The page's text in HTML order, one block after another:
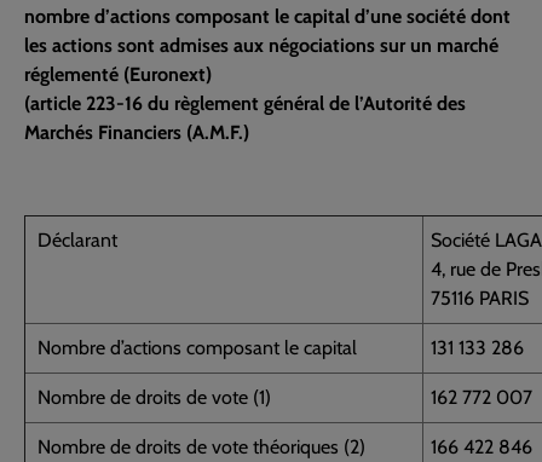
nombre d’actions composant le capital d’une société dont
les actions sont admises aux négociations sur un marché
réglementé (Euronext)
(article 223-16 du règlement général de l’Autorité des
Marchés Financiers (A.M.F.)
Déclarant
Société
4, rue de
75116 PARIS
Nombre d’actions composant le capital 131 133 286
Nombre de droits de vote (1) 162 772 007
Nombre de droits de vote théoriques (2) 166 422 846